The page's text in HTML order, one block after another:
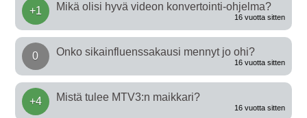
+1 Mikä olisi hyvä videon konvertointi-ohjelma?
16 vuotta sitten
0 Onko sikainfluenssakausi mennyt jo ohi?
16 vuotta sitten
+4 Mistä tulee MTV3:n maikkari?
16 vuotta sitten